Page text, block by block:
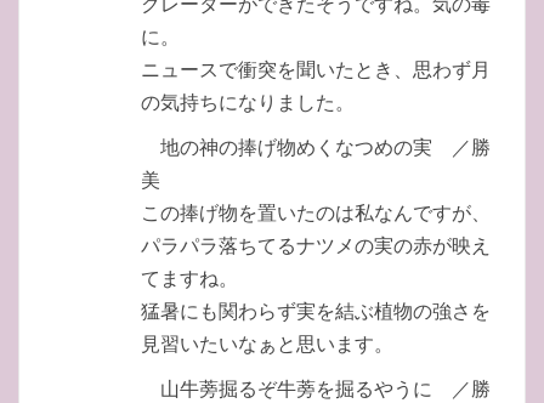
に。
ニュースで衝突を聞いたとき、思わず月
の気持ちになりました。
地の神の捧げ物めくなつめの実 ／勝
美
この捧げ物を置いたのは私なんですが、
パラパラ落ちてるナツメの実の赤が映え
てますね。
猛暑にも関わらず実を結ぶ植物の強さを
見習いたいなぁと思います。
山牛蒡掘るぞ牛蒡を掘るやうに ／勝